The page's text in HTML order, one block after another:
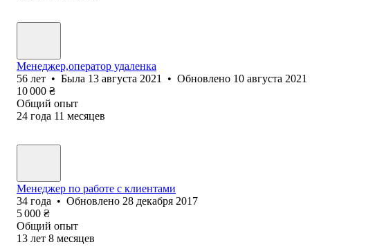
Менеджер,оператор удаленка
56 лет • Была 13 августа 2021 • Обновлено 10 августа 2021
10 000 ₴
Общий опыт
24 года 11 месяцев
Менеджер по работе с клиентами
34 года • Обновлено 28 декабря 2017
5 000 ₴
Общий опыт
13 лет 8 месяцев